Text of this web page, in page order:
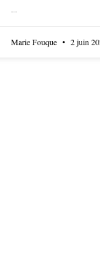
Marie Fouque 2 juin